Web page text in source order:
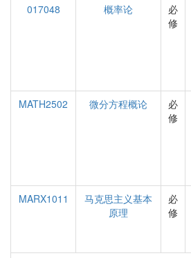
017048
概率论
必
修
MATH2502
微分方程概论
必
修
MARX1011
马克思主义基本
原理
必
修